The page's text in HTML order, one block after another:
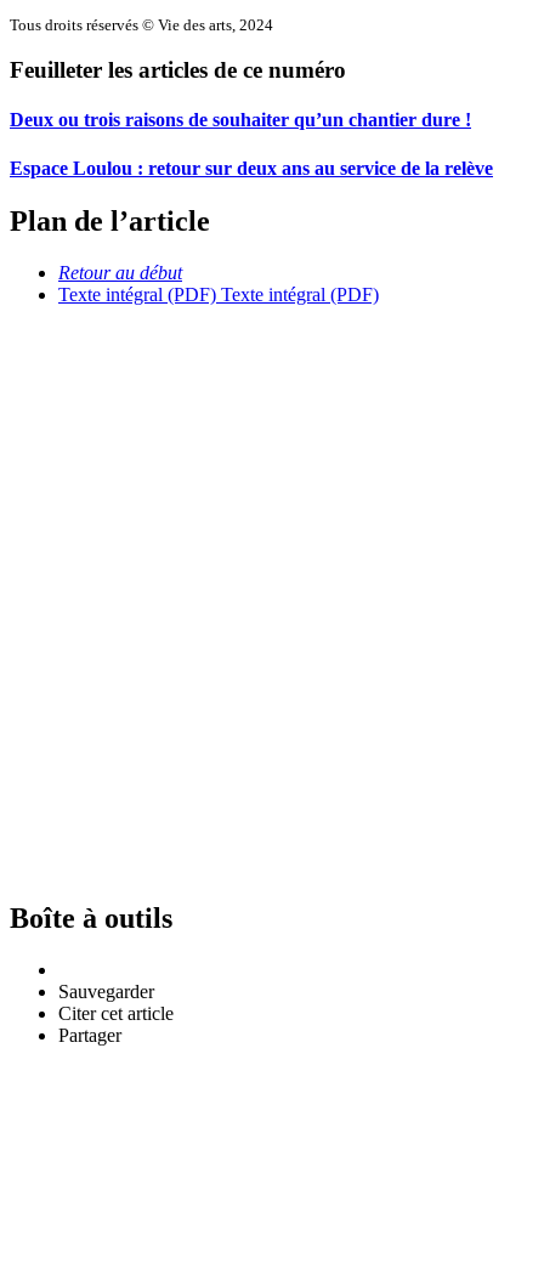
Tous droits réservés © Vie des arts, 2024
Feuilleter les articles de ce numéro
Deux ou trois raisons de souhaiter qu’un chantier dure !
Espace Loulou : retour sur deux ans au service de la relève
Plan de l’article
Retour au début
Texte intégral (PDF) Texte intégral (PDF)
Boîte à outils
Sauvegarder
Citer cet article
Partager